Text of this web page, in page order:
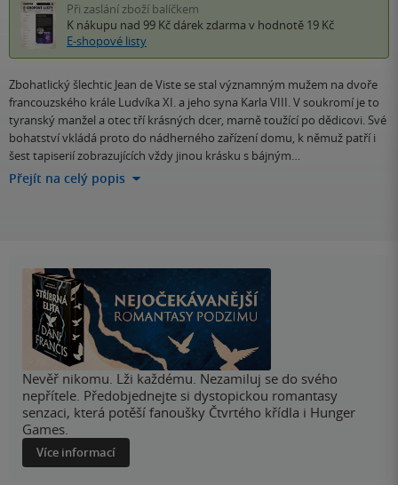
Při zaslání zboží balíčkem
K nákupu nad 99 Kč dárek zdarma v hodnotě 19 Kč
E-shopové listy
Zbohatlický šlechtic Jean de Viste se stal významným mužem na dvoře
francouzského krále Ludvíka XI. a jeho syna Karla VIII. V soukromí je to
tyranský manžel a otec tří krásných dcer, marně toužící po dědicovi. Své
bohatství vkládá proto do nádherného zařízení domu, k němuž patří i
šest tapiserií zobrazujících vždy jinou krásku s bájným…
Přejít na celý popis
Nevěř nikomu. Lži každému. Nezamiluj se do svého
nepřítele. Předobjednejte si dystopickou romantasy
senzaci, která potěší fanoušky Čtvrtého křídla i Hunger
Games.
Více informací